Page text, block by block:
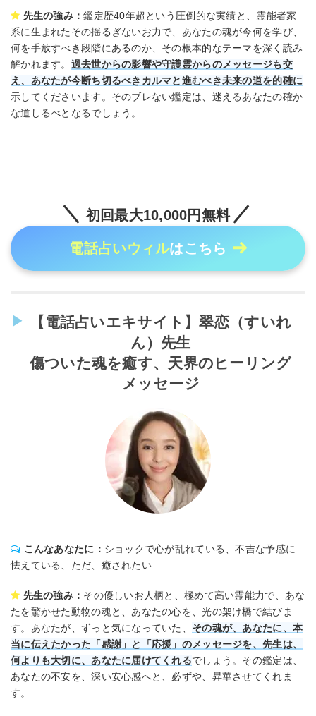
先生の強み：鑑定歴40年超という圧倒的な実績と、霊能者家
系に生まれたその揺るぎないお力で、あなたの魂が今何を学び、
何を手放すべき段階にあるのか、その根本的なテーマを深く読み
解かれます。 過去世からの影響や守護霊からのメッセージも交
え、あなたが今断ち切るべきカルマと進むべき未来の道を的確に
示してくださいます。そのブレない鑑定は、迷えるあなたの確か
な道しるべとなるでしょう。
初回最大10,000円無料
電話占いウィルはこちら
【電話占いエキサイト】翠恋（すいれ
ん）先生
傷ついた魂を癒す、天界のヒーリング
メッセージ
こんなあなたに： ショックで心が乱れている、不吉な予感に
怯えている、ただ、癒されたい
先生の強み： その優しいお人柄と、極めて高い霊能力で、あな
たを驚かせた動物の魂と、あなたの心を、光の架け橋で結びま
す。あなたが、ずっと気になっていた、 その魂が、あなたに、本
当に伝えたかった「感謝」と「応援」のメッセージを、先生は、
何よりも大切に、あなたに届けてくれるでしょう。その鑑定は、
あなたの不安を、深い安心感へと、必ずや、昇華させてくれま
す。